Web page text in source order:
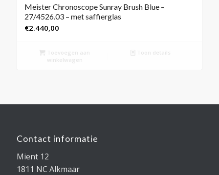
Meister Chronoscope Sunray Brush Blue –
27/4526.03 – met saffierglas
€2.440,00
Toevoegen aan
winkelwagen
Toon details
Contact informatie
Mient 12
1811 NC Alkmaar